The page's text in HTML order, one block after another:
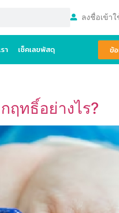
ลงชื่อเข้า
า เช็คเลขพัสดุ ข้
ฤทธิ์อย่างไร?